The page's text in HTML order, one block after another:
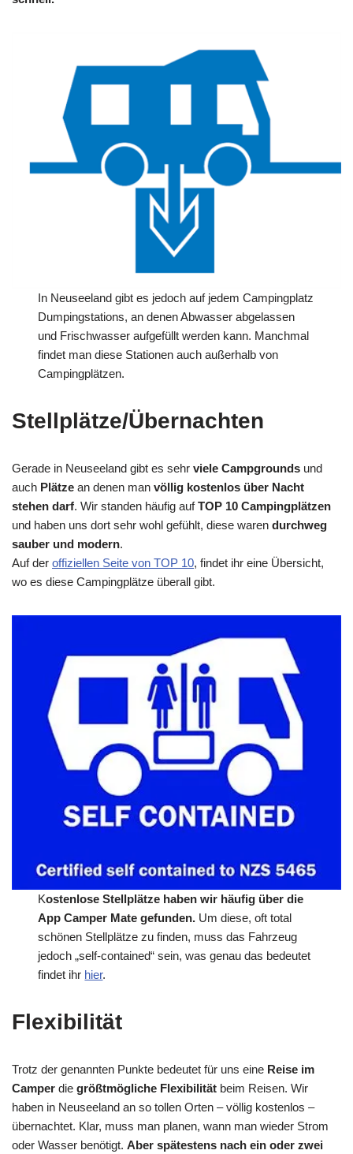
In Neuseeland gibt es jedoch auf jedem Campingplatz
Dumpingstations, an denen Abwasser abgelassen
und Frischwasser aufgefüllt werden kann. Manchmal
findet man diese Stationen auch außerhalb von
Campingplätzen.
Stellplätze/Übernachten
Gerade in Neuseeland gibt es sehr viele Campgrounds und
auch Plätze an denen man völlig kostenlos über Nacht
stehen darf. Wir standen häufig aufTOP 10 Campingplätzen
und haben uns dort sehr wohl gefühlt, diese waren durchweg
sauber und modern.
Auf der offiziellen Seite von TOP 10, findet ihr eine Übersicht,
wo es diese Campingplätze überall gibt.
Kostenlose Stellplätze haben wir häufig über die
App Camper Mate gefunden. Um diese, oft total
schönen Stellplätze zu finden, muss das Fahrzeug
jedoch „self-contained“ sein, was genau das bedeutet
findet ihr hier.
Flexibilität
Trotz der genannten Punkte bedeutet für uns eine Reise im
Camper die größtmögliche Flexibilität beim Reisen. Wir
haben in Neuseeland an so tollen Orten – völlig kostenlos –
übernachtet. Klar, muss man planen, wann man wieder Strom
oder Wasser benötigt. Aber spätestens nach ein oder zwei